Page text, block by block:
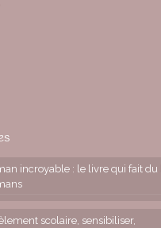
incroyable : le livre qui fait du
scolaire, sensibiliser,